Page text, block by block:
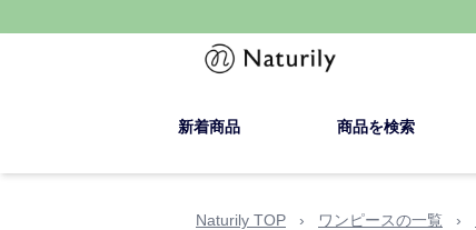
新着商品 商品を検索
Naturily TOP › ワンピースの一覧 ›